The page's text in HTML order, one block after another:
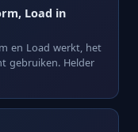
Load in
en Load werkt, het
gebruiken. Helder